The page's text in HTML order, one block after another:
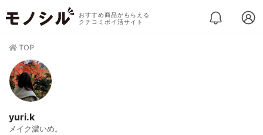
おすすめ商品がもらえる
クチコミポイ活サイト
TOP
yuri.k
メイク濃いめ。